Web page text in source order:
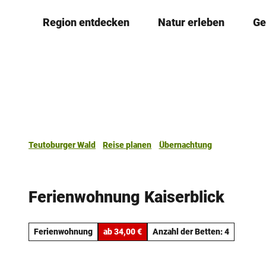
Region entdecken Natur erleben
Teutoburger Wald Reise planen
Übernachtung
Ferienwohnung Kaiserblick
Ferienwohnung ab 34,00 € Anzahl der Betten: 4